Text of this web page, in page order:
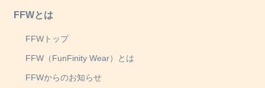
FFWとは
FFWトップ
FFW（FunFinity Wear）とは
FFWからのお知らせ